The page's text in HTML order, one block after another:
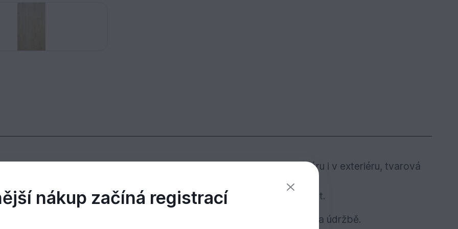
rychlá a jednoduchá montáž, široké spektrum využití v interiéru i v exteriéru, tvarová
z palubek jeden z nejoblíbenějších stavebních polotovarů.
vlhkost 10-12%. To zajišťuje samo o sobě dlouhodobou trvanlivost.
podlahových palubek, dbejte následujících pokynů k montáži a údržbě.
nákup začíná registrací